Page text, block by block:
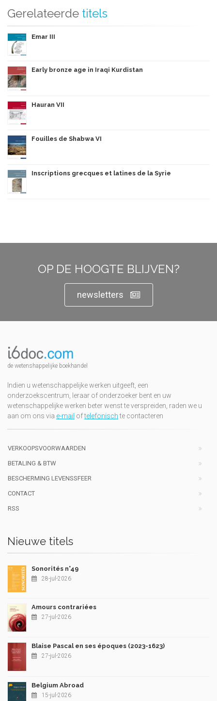
Gerelateerde titels
Emar III
Early bronze age in Iraqi Kurdistan
Hauran VII
Fouilles de Shabwa VI
Inscriptions grecques et latines de la Syrie
OP DE HOOGTE BLIJVEN?
newsletters
de wetenshappelijke boekhandel
Indien u wetenschappelijke werken uitgeeft, een
onderzoekscentrum, leraar of onderzoeker bent en uw
wetenschappelijke werken beter wenst te verspreiden, raden we u
aan om ons via e-mail oftelefonischte contacteren
VERKOOPSVOORWAARDEN
BETALING & BTW
BESCHERMING LEVENSSFEER
CONTACT
RSS
Nieuwe titels
Sonorités n°49
28-jul-2026
Amours contrariées
27-jul-2026
Blaise Pascal en ses époques (2023-1623)
27-jul-2026
Belgium Abroad
15-jul-2026